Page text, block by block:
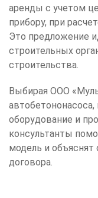
аренды с учетом
прибору, при
Это предложение
строительных
строительства.
Выбирая ООО
оборудование и
консультанты
модель и
договора.